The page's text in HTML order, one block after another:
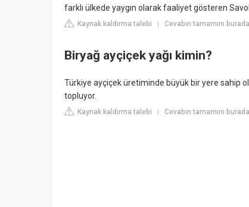
farklı ülkede yaygın olarak faaliyet gösteren
Kaynak kaldırma talebi | Cevabın tamamını
Biryağ ayçiçek yağı kimin?
Türkiye ayçiçek üretiminde büyük bir yere sahip
topluyor.
Kaynak kaldırma talebi | Cevabın tamamını